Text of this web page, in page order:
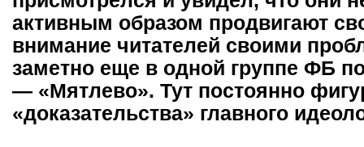
активным образом продвигают
внимание читателей своими
заметно еще в одной группе ФБ
— «Мятлево». Тут постоянно
«доказательства» главного